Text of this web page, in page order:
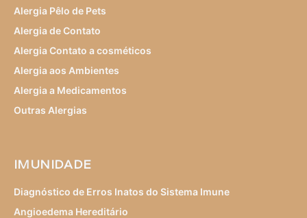
Alergia Pêlo de Pets
Alergia de Contato
Alergia Contato a cosméticos
Alergia aos Ambientes
Alergia a Medicamentos
Outras Alergias
IMUNIDADE
Diagnóstico de Erros Inatos do Sistema Imune
Angioedema Hereditário